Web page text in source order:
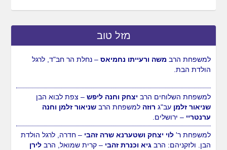
מזל טוב
למשפחת הרב משה ורעייתו נחמיאס – נחלת הר חב"ד, לרגל
הולדת הבת.
למשפחת השלוחים הרב יצחק וחנה ליפש – צפת לבוא הבן
שניאור זלמן עב"ג רוזה למשפחת הרב שניאור זלמן וחנה
ערנטריי – ירושלים.
למשפחת ר'לוי יצחק ושטערנא שרה זהבי – חדרה, לרגל הולדת
הבן. ולזקניהם: הרב גיא וכנרת זהבי – קרית שמואל, הרב לירן